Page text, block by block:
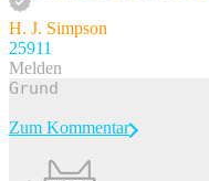
H. J. Simpson
25911
Melden
Zum Kommentar